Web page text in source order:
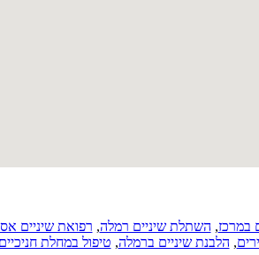
במרכז, השתלת שיניים רמלה, רפואת שיניים
, הלבנת שיניים ברמלה, טיפול במחלת